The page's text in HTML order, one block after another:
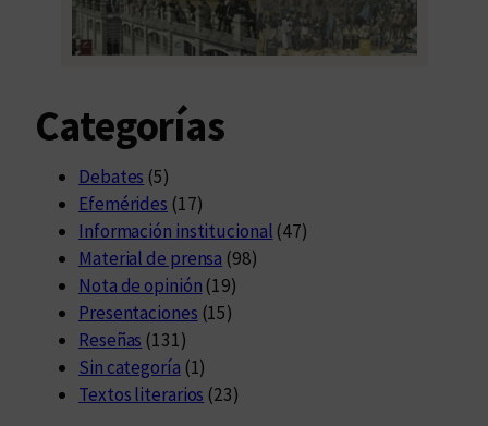
Categorías
Debates (5)
Efemérides (17)
Información institucional (47)
Material de prensa (98)
Nota de opinión (19)
Presentaciones (15)
Reseñas (131)
Sin categoría (1)
Textos literarios (23)